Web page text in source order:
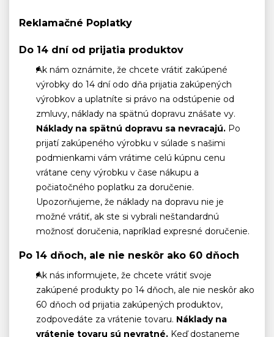
Reklamačné Poplatky
Do 14 dní od prijatia produktov
Ak nám oznámite, že chcete vrátiť zakúpené
výrobky do 14 dní odo dňa prijatia zakúpených
výrobkov a uplatníte si právo na odstúpenie od
zmluvy, náklady na spätnú dopravu znášate vy.
Náklady na spätnú dopravu sa nevracajú. Po
prijatí zakúpeného výrobku v súlade s našimi
podmienkami vám vrátime celú kúpnu cenu
vrátane ceny výrobku v čase nákupu a
počiatočného poplatku za doručenie.
Upozorňujeme, že náklady na dopravu nie je
možné vrátiť, ak ste si vybrali neštandardnú
možnosť doručenia, napríklad expresné doručenie.
Po 14 dňoch, ale nie neskôr ako 60 dňoch
Ak nás informujete, že chcete vrátiť svoje
zakúpené produkty po 14 dňoch, ale nie neskôr ako
60 dňoch od prijatia zakúpených produktov,
zodpovedáte za vrátenie tovaru. Náklady na
vrátenie tovaru sú nevratné. Keď dostaneme